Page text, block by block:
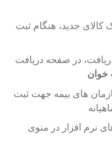
کالای جدید، هنگام ثبت
در صفحه دریافت
خوان
های بیمه جهت ثبت
نرم افزار در منوی